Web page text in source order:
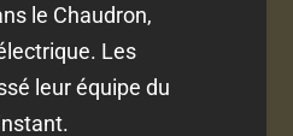
le Chaudron,
Les
leur équipe du